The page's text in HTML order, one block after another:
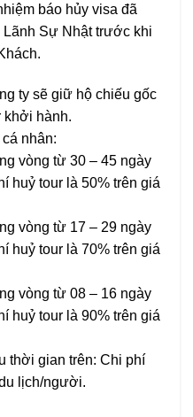
báo hủy visa đã
Sự Nhật trước khi
ty sẽ giữ hộ chiếu gốc
khởi hành.
nhân:
vòng từ 30 – 45 ngày
huỷ tour là 50% trên giá
vòng từ 17 – 29 ngày
huỷ tour là 70% trên giá
vòng từ 08 – 16 ngày
huỷ tour là 90% trên giá
thời gian trên: Chi phí
lịch/người.